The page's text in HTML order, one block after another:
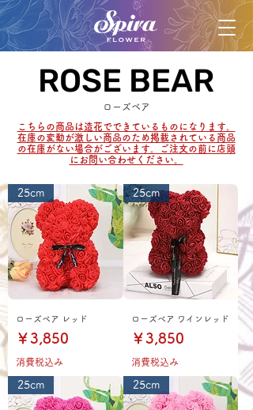
ROSE BEAR
ROSE BEAR
ローズベア
こちらの商品は造花でできているものになります。
在庫の変動が激しい商品のため掲載されている商品
の在庫がない場合がございます。ご注文の前に店頭
にお問い合わせください。
25cm
ローズベア レッド
価格
￥3,850
消費税込み
25cm
ローズベア ワインレッド
価格
￥3,850
消費税込み
25cm 25cm